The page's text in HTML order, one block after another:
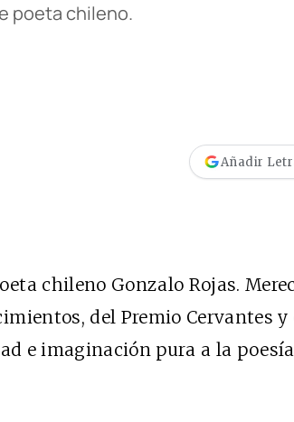
poeta chileno.
Añadir
chileno Gonzalo Rojas.
del Premio Cervantes y
e imaginación pura a la